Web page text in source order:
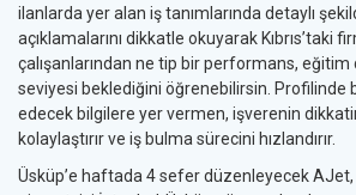
ilanlarda yer alan iş tanımlarında detaylı
açıklamalarını dikkatle okuyarak Kıbrıs’taki
çalışanlarından ne tip bir performans,
seviyesi beklediğini öğrenebilirsin. Profilinde
edecek bilgilere yer vermen, işverenin
kolaylaştırır ve iş bulma sürecini hızlandırır.
Üsküp’e haftada 4 sefer düzenleyecek AJet,